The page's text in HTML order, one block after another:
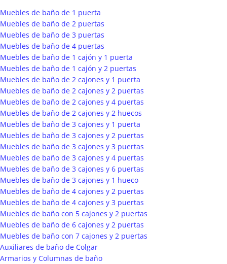
Muebles de baño de 1 puerta
Muebles de baño de 2 puertas
Muebles de baño de 3 puertas
Muebles de baño de 4 puertas
Muebles de baño de 1 cajón y 1 puerta
Muebles de baño de 1 cajón y 2 puertas
Muebles de baño de 2 cajones y 1 puerta
Muebles de baño de 2 cajones y 2 puertas
Muebles de baño de 2 cajones y 4 puertas
Muebles de baño de 2 cajones y 2 huecos
Muebles de baño de 3 cajones y 1 puerta
Muebles de baño de 3 cajones y 2 puertas
Muebles de baño de 3 cajones y 3 puertas
Muebles de baño de 3 cajones y 4 puertas
Muebles de baño de 3 cajones y 6 puertas
Muebles de baño de 3 cajones y 1 hueco
Muebles de baño de 4 cajones y 2 puertas
Muebles de baño de 4 cajones y 3 puertas
Muebles de baño con 5 cajones y 2 puertas
Muebles de baño de 6 cajones y 2 puertas
Muebles de baño con 7 cajones y 2 puertas
Auxiliares de baño de Colgar
Armarios y Columnas de baño